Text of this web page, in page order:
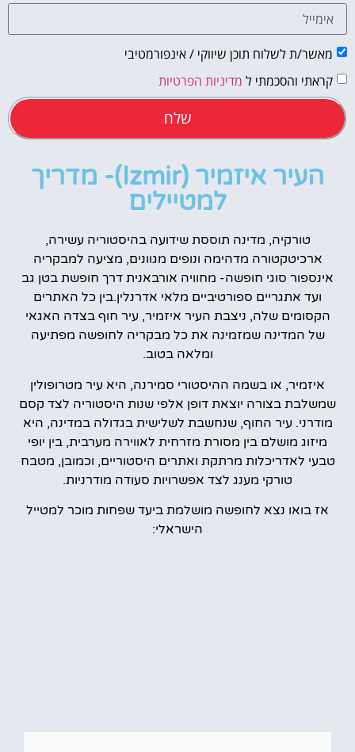
מאשר/ת לשלוח תוכן שיווקי / אינפורמטיבי
קראתי והסכמתי ל מדיניות הפרטיות
שלח
העיר איזמיר (Izmir)- מדריך
למטיילים
טורקיה, מדינה תוססת שידועה בהיסטוריה עשירה,
ארכיטקטורה מדהימה ונופים מגוונים, מציעה למבקריה
אינספור סוגי חופשה- מחוויה אורבאנית דרך חופשת בטן גב
ועד אתגריים ספורטיביים מלאי אדרנלין.בין כל האתרים
הקסומים שלה, ניצבת העיר איזמיר, עיר חוף בצדה האגאי
של המדינה שמזמינה את כל מבקריה לחופשה מפתיעה
ומלאה בטוב.
איזמיר, או בשמה ההיסטורי סמירנה, היא עיר מטרופולין
שמשלבת בצורה יוצאת דופן אלפי שנות היסטוריה לצד קסם
מודרני. עיר החוף, שנחשבת לשלישית בגדולה במדינה, היא
מיזוג מושלם בין מסורת מזרחית לאווירה מערבית, בין יופי
טבעי לאדריכלות מרתקת ואתרים היסטוריים, וכמובן, מטבח
טורקי מענג לצד אפשרויות סעודה מודרניות.
אז בואו נצא לחופשה מושלמת ביעד שפחות מוכר למטייל
הישראלי: